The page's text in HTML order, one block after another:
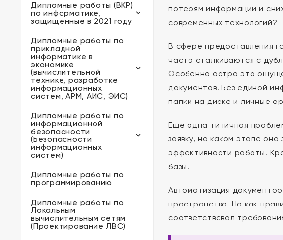
Дипломные работы (ВКР)
по информатике,
защищенные в 2021 году
Дипломные работы по
прикладной
информатике в
экономике
(вычислительной
технике, разработке
информационных
систем, АРМ, АИС, ЭИС)
Дипломные работы по
информационной
безопасности
(Безопасности
информационных
систем)
Дипломные работы по
программированию
Дипломные работы по
Локальным
вычислительным сетям
(Проектирование ЛВС)
потерям информации и
современных технологий?
В сфере предоставления
часто сталкиваются с
Особенно остро это
документов. Без единой
папки на диске и личные
Ещё одна типичная
заявку, на каком этапе
эффективности работы.
базы.
Автоматизация
пространство. Но как
соответствовал